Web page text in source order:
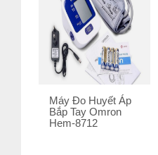
Máy Đo Huyết Áp
Bắp Tay Omron
Hem-8712